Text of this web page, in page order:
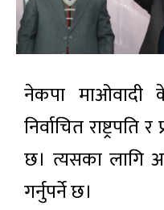
नेकपा माओवादी
निर्वाचित
छ। त्यसका लागि
गर्नुपर्ने छ।